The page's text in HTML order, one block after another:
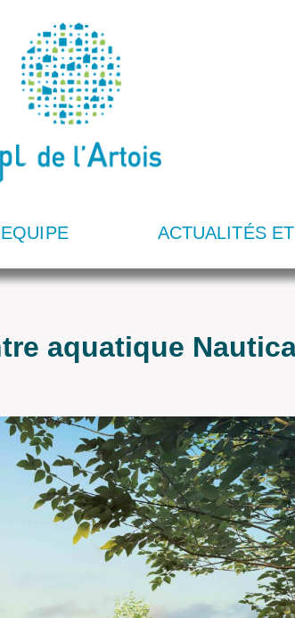
EQUIPE ACTUALITÉS
aquatique